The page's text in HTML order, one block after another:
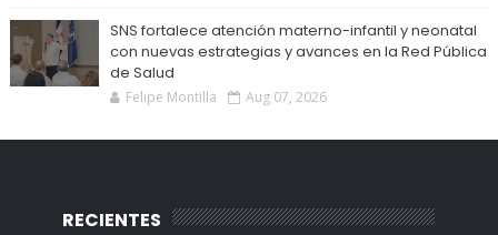
SNS fortalece atención materno-infantil y neonatal
con nuevas estrategias y avances en la Red Pública
de Salud
Felipe Montilla Aug 07, 2026
RECIENTES